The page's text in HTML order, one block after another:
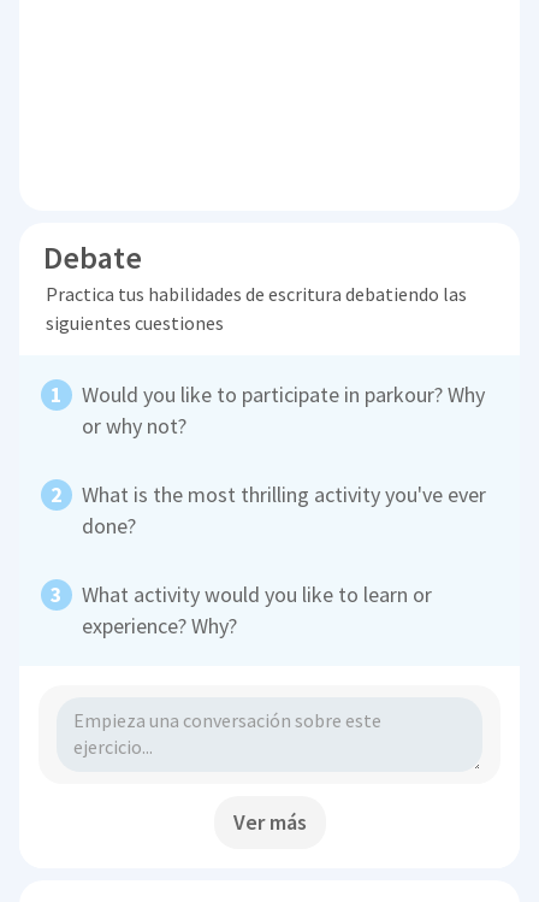
Debate
Practica tus habilidades de escritura debatiendo las
siguientes cuestiones
Would you like to participate in parkour? Why
or why not?
What is the most thrilling activity you've ever
done?
What activity would you like to learn or
experience? Why?
Ver más